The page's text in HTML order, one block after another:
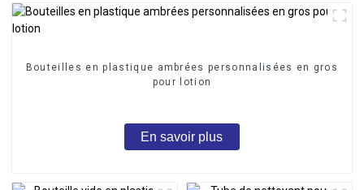
Bouteilles en plastique ambrées personnalisées en gros
pour lotion
En savoir plus